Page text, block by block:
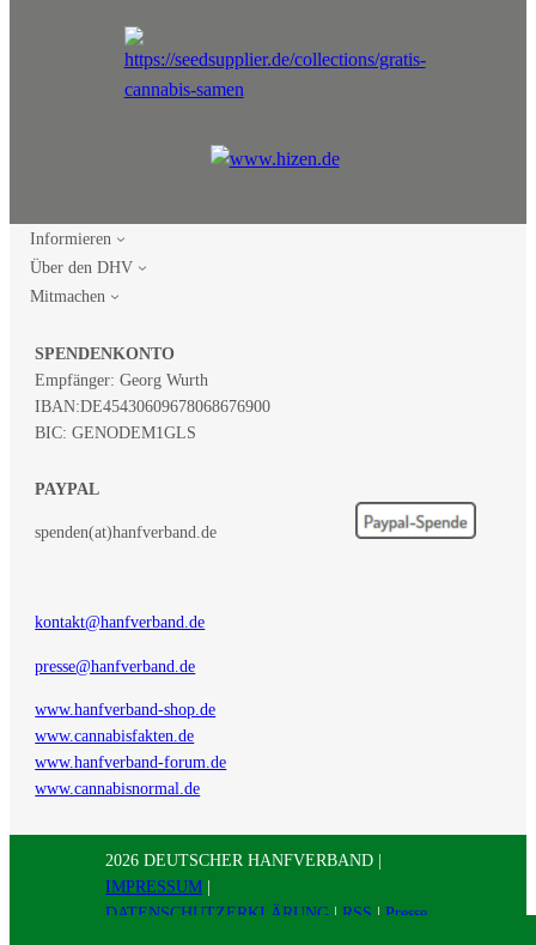
Informieren
Über den DHV
Mitmachen
SPENDENKONTO
Empfänger: Georg Wurth
IBAN:DE45430609678068676900
BIC: GENODEM1GLS
PAYPAL
spenden(at)hanfverband.de
kontakt@hanfverband.de
presse@hanfverband.de
www.hanfverband-shop.de
www.cannabisfakten.de
www.hanfverband-forum.de
www.cannabisnormal.de
2026 DEUTSCHER HANFVERBAND |
IMPRESSUM |
DATENSCHUTZERKLÄRUNG | RSS | Presse